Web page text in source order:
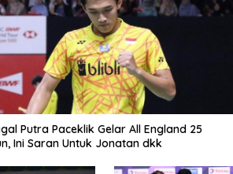
Putra Paceklik Gelar All England 25
Ini Saran Untuk Jonatan dkk